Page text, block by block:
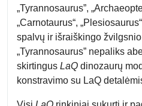
„Tyrannosaurus”,
„Carnotaurus“,
spalvų ir išraiškingo
„Tyrannosaurus” nepaliks
skirtingus LaQ dinozaurų
konstravimo su LaQ